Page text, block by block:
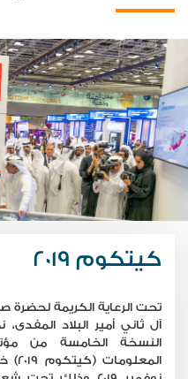
كيتكوم 2019
تحت الرعاية الكريمة
آل ثاني أمير البلاد المفدى،
النسخة الخامسة من